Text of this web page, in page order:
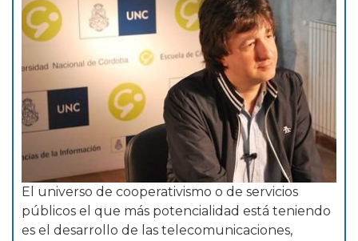
El universo de cooperativismo o de servicios
públicos el que más potencialidad está teniendo
es el desarrollo de las telecomunicaciones,